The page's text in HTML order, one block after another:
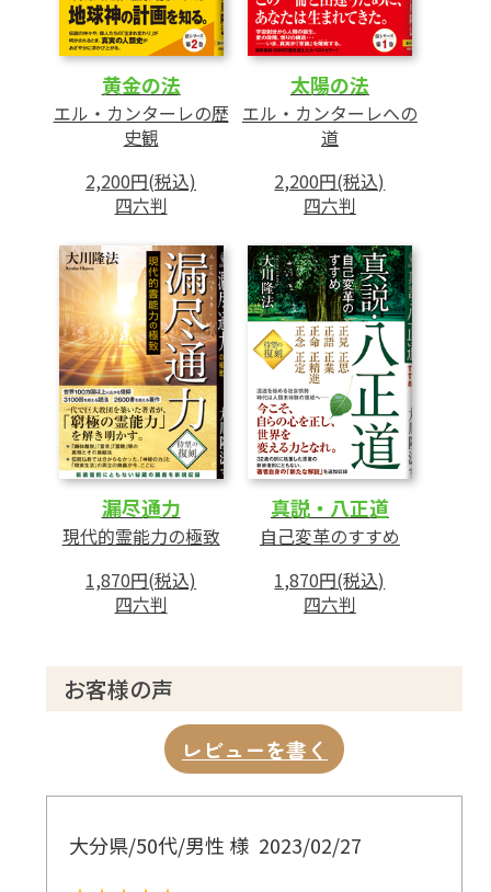
7 反省なくして悟りなし
8 進歩と調和
第5章 発展の原理
1 反省あってこその発展
2 中道からの発展とは
3 平凡性の自覚からの出発
5 中道に入り、自らを光り輝かせる反省
6 発展に向けての反省
7 愛・祈り・自己実現
〈特別収録〉『幸福の原理』『悟りの原理』あ
とがき
改訂・新版へのあとがき
黄金の法
エル・カンターレの歴
史観
2,200円(税込)
四六判
太陽の法
エル・カンターレへの
道
2,200円(税込)
四六判
漏尽通力
現代的霊能力の極致
1,870円(税込)
四六判
真説・八正道
自己変革のすすめ
1,870円(税込)
四六判
お客様の声
レビューを書く
大分県/50代/男性 様 2023/02/27